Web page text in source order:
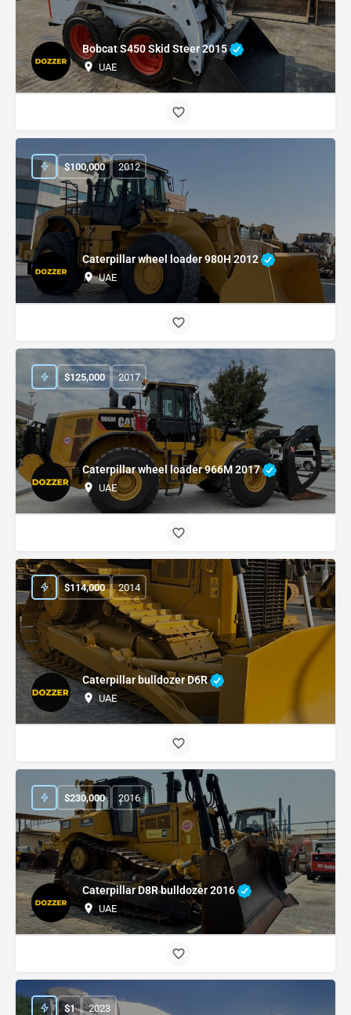
Bobcat S450 Skid Steer 2015
UAE
Caterpillar wheel loader 980H 2012
UAE
$100,000 2012
Caterpillar wheel loader 966M 2017
UAE
$125,000 2017
Caterpillar bulldozer D6R
UAE
$114,000 2014
Caterpillar D8R bulldozer 2016
UAE
$230,000 2016
$1 2023